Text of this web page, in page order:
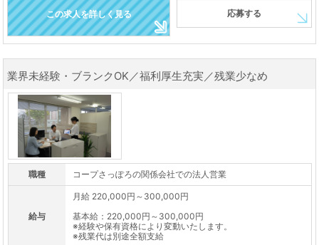
この求人を詳しく見る 応募する
業界未経験・ブランクOK／福利厚生充実／残業少なめ
職種 コープさっぽろの関係会社での法人営業
給与
月給 220,000円～300,000円
基本給：220,000円～300,000円
※経験や保有資格により変動いたします。
※残業代は別途全額支給